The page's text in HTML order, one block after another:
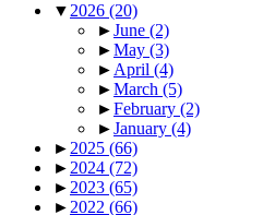
▼2026 (20)
►June (2)
►May (3)
►April (4)
►March (5)
►February (2)
►January (4)
►2025 (66)
►2024 (72)
►2023 (65)
►2022 (66)